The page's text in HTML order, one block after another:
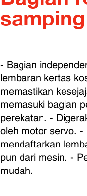
samping
- Bagian
lembaran kertas
memastikan
memasuki bagian
perekatan. -
oleh motor servo.
mendaftarkan
pun dari mesin. -
mudah.